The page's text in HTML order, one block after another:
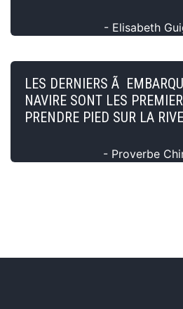
- Elisabeth
LES DERNIERS Ã
NAVIRE SONT LES
PRENDRE PIED SUR LA
- Proverbe